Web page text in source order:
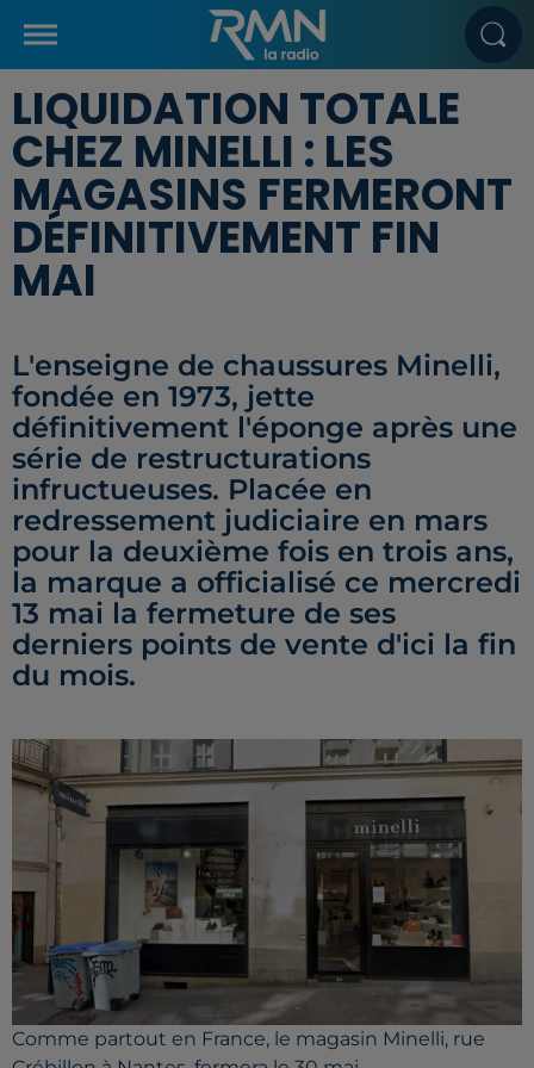
LIQUIDATION TOTALE
CHEZ MINELLI : LES
MAGASINS FERMERONT
DÉFINITIVEMENT FIN
MAI
L'enseigne de chaussures Minelli,
fondée en 1973, jette
définitivement l'éponge après une
série de restructurations
infructueuses. Placée en
redressement judiciaire en mars
pour la deuxième fois en trois ans,
la marque a officialisé ce mercredi
13 mai la fermeture de ses
derniers points de vente d'ici la fin
du mois.
Comme partout en France, le magasin Minelli, rue